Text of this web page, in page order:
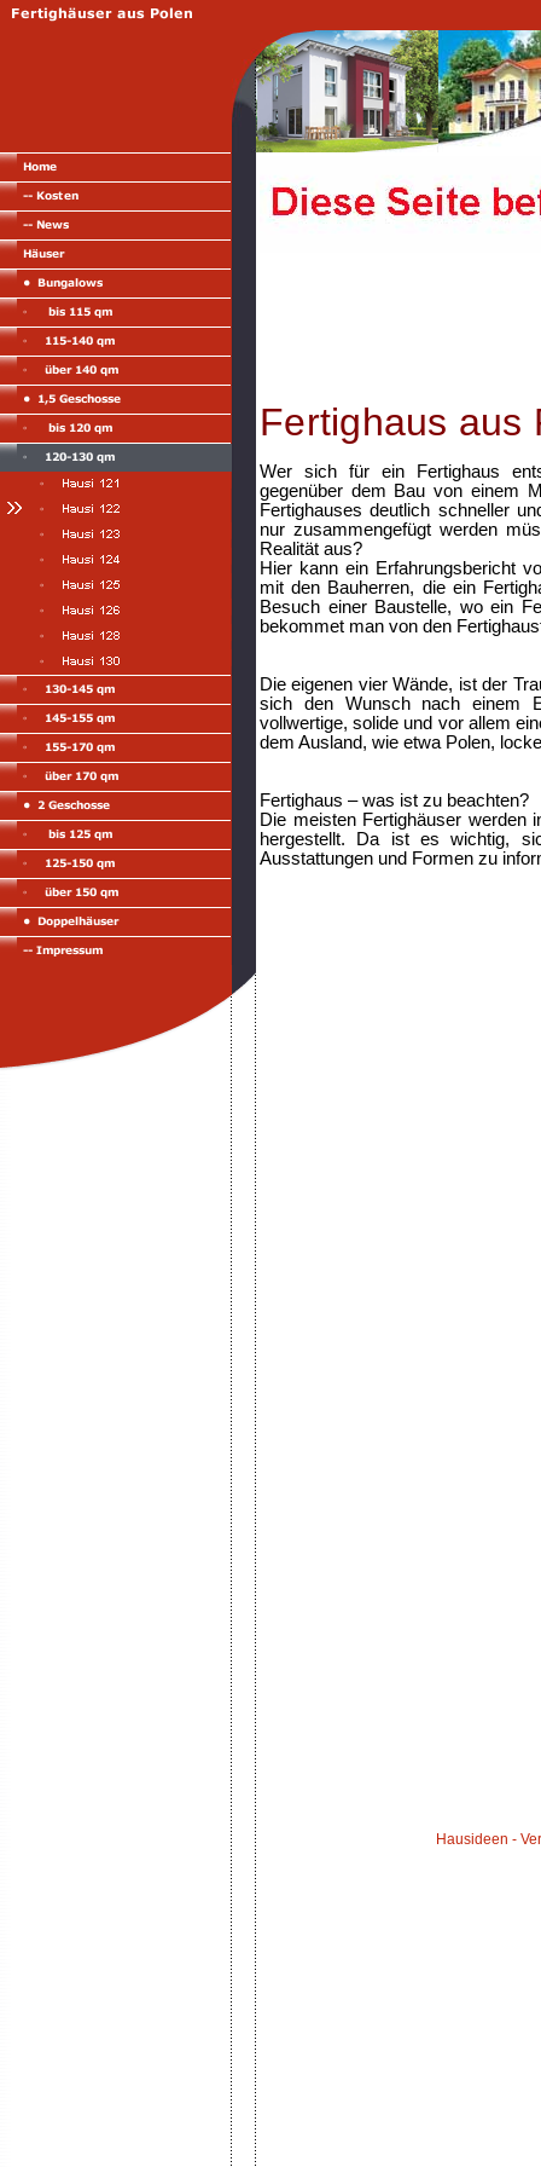
Fertighaus aus
Wer sich für ein Fertighaus
gegenüber dem Bau von einem
Fertighauses deutlich schneller
nur zusammengefügt werden
Realität aus?
Hier kann ein Erfahrungsbericht
mit den Bauherren, die ein
Besuch einer Baustelle, wo ein
bekommet man von den
Die eigenen vier Wände, ist der
sich den Wunsch nach einem
vollwertige, solide und vor allem
dem Ausland, wie etwa Polen,
Fertighaus – was ist zu beachten?
Die meisten Fertighäuser werden
hergestellt. Da ist es wichtig,
Ausstattungen und Formen zu
Hausideen -